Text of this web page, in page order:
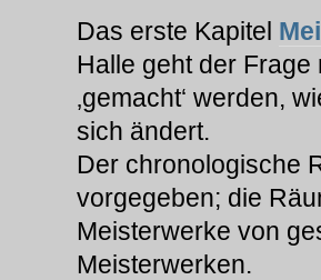
Das erste Kapitel
Halle geht der
‚gemacht‘ werden,
sich ändert.
Der chronologische
vorgegeben; die
Meisterwerke von
Meisterwerken.